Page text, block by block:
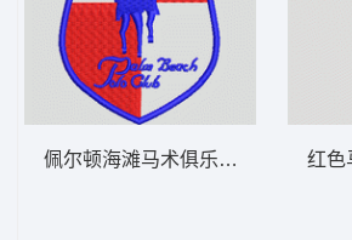
佩尔顿海滩马术俱乐部徽章 保罗 骑
红色